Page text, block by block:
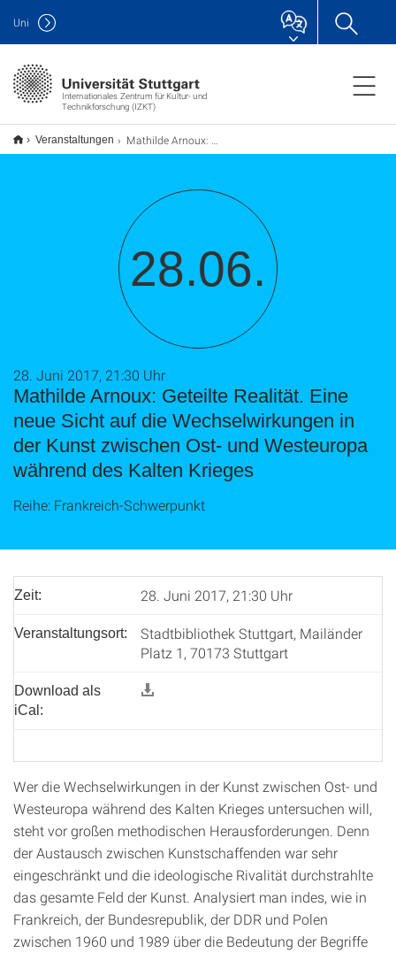
Internationales Zentrum für Kultur- und
Technikforschung (IZKT)
Uni
Veranstaltungen Mathilde Arnoux: Geteilte Realität. Eine neue Sicht auf die Wechselwirkungen in der Kunst zwischen Ost- und Westeuropa während des Kalten Krieges
28.06.
Mathilde Arnoux: Geteilte Realität. Eine
neue Sicht auf die Wechselwirkungen in
der Kunst zwischen Ost- und Westeuropa
während des Kalten Krieges
28. Juni 2017, 21:30 Uhr
Reihe: Frankreich-Schwerpunkt
Zeit: 28. Juni 2017, 21:30 Uhr
Veranstaltungsort:
Stadtbibliothek Stuttgart, Mailänder
Platz 1, 70173 Stuttgart
Download als
iCal:
Wer die Wechselwirkungen in der Kunst zwischen Ost- und
Westeuropa während des Kalten Krieges untersuchen will,
steht vor großen methodischen Herausforderungen. Denn
der Austausch zwischen Kunstschaffenden war sehr
eingeschränkt und die ideologische Rivalität durchstrahlte
das gesamte Feld der Kunst. Analysiert man indes, wie in
Frankreich, der Bundesrepublik, der DDR und Polen
zwischen 1960 und 1989 über die Bedeutung der Begriffe